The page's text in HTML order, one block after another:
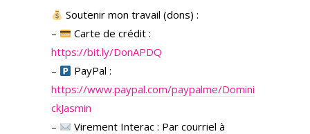
Soutenir mon travail (dons) :
–
Carte de crédit :
https://bit.ly/DonAPDQ
–
PayPal :
https://www.paypal.com/paypalme/Domini
ckJasmin
–
Virement Interac : Par courriel à